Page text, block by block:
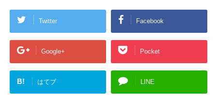
Twitter Facebook
Google+ Pocket
B! はてブ LINE